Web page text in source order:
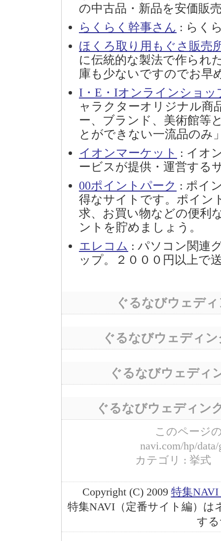
の中古品・新品を安価販
らくらく幹事さん : らく
ほくろ取り用もぐさ販売
に伝統的な製法で作られ
庫も少ないですのでお早
I・E・Iオンラインショッ
ャラクターオリジナル商
ー、ブランド、美術館等
とができない一流品のみ
イオンマーケット : イオ
ービスが提供・運営する
00ポイントパーク : ポイ
得なサイトです。ポイン
求、お買い物などの便利
ントを貯めましょう。
エレコム : パソコン関連
ップ。２０００円以上で
ぐるなびウェデ
ぐるなびウェディ
ぐるなびウェディ
ぐるなびウェディン
このページ
navi.com/hp/
カテゴリ : 挙式
Copyright (C) 2009 特集
特集NAVI（定番サイト編）
す